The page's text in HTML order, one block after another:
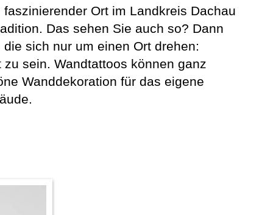
Ort im Landkreis Dachau
Das sehen Sie auch so? Dann
sich nur um einen Ort drehen:
sein. Wandtattoos können ganz
Wanddekoration für das eigene